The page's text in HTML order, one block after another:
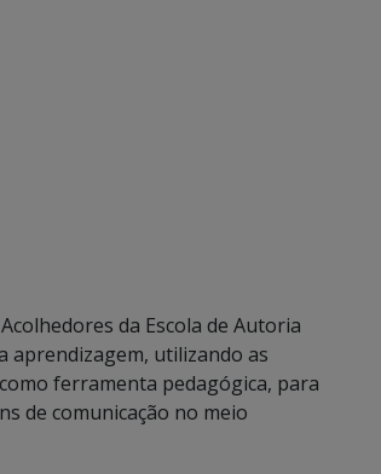
da Escola de Autoria
aprendizagem, utilizando as
ferramenta pedagógica, para
de comunicação no meio